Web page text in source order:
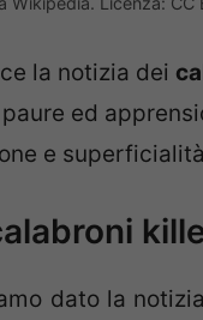
la notizia dei
ed
e
dato la